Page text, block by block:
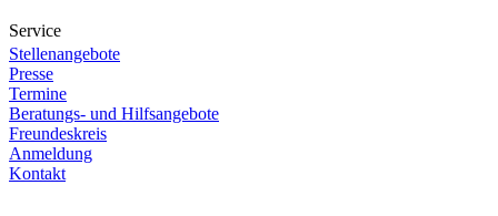
Service
Stellenangebote
Presse
Termine
Beratungs- und Hilfsangebote
Freundeskreis
Anmeldung
Kontakt